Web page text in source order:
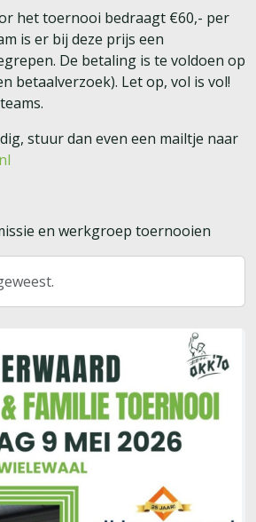
het toernooi bedraagt €60,- per
is er bij deze prijs een
De betaling is te voldoen op
betaalverzoek). Let op, vol is vol!
stuur dan even een mailtje naar
en werkgroep toernooien